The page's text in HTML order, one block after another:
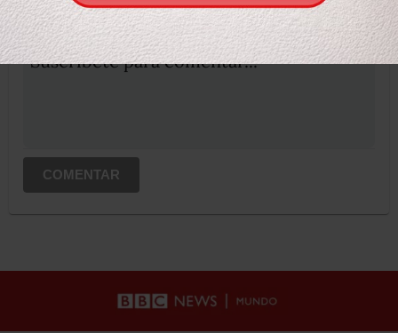
Iniciar sesión Registrate
Suscribete para comentar...
COMENTAR